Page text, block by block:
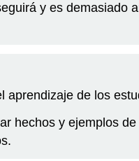
y es demasiado
de los
hechos y ejemplos